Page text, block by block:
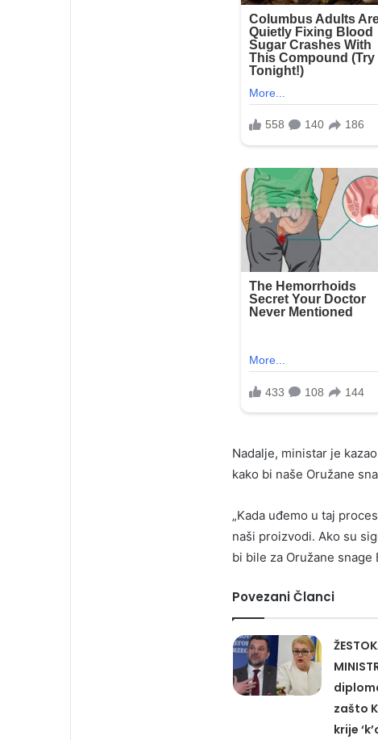
Nadalje, ministar je
kako bi naše Oružane
„Kada uđemo u taj
naši proizvodi. Ako su
bi bile za Oružane snage
Povezani Članci
zašto
krije